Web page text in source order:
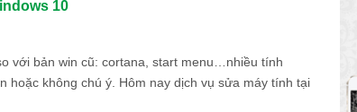
10
với bản win cũ: cortana, start menu…nhiều tính
hoặc không chú ý. Hôm nay dịch vụ sửa máy tính tại